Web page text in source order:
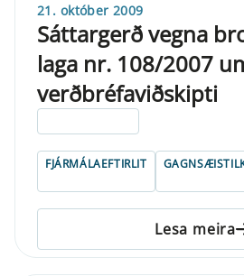
21. október 2009
Sáttargerð vegna
laga nr. 108/2007
verðbréfaviðskipti
FJÁRMÁLAEFTIRLIT
Lesa meira